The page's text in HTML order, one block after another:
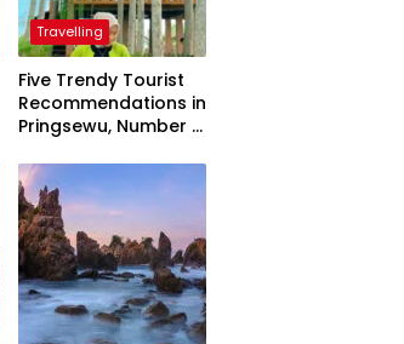
Travelling
Five Trendy Tourist
Recommendations in
Pringsewu, Number 3
President